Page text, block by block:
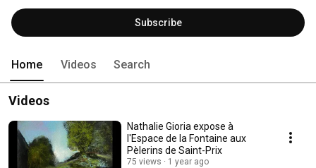
Subscribe
Home Videos Search
Videos
Nathalie Gioria expose à
l'Espace de la Fontaine aux
Pèlerins de Saint-Prix
75 views 1 year ago